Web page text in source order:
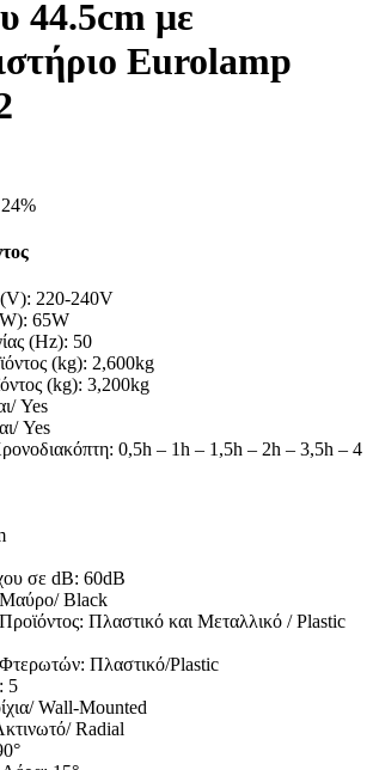
44.5cm με
Eurolamp
220-240V
65W
(Hz): 50
(kg): 2,600kg
(kg): 3,200kg
Yes
Yes
0,5h – 1h – 1,5h – 2h – 3,5h – 4
σε dB: 60dB
Black
Πλαστικό και Μεταλλικό / Plastic
Πλαστικό/Plastic
5
Wall-Mounted
Radial